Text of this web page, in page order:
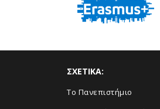
ΣΧΕΤΙΚΑ:
Το Πανεπιστήμιο